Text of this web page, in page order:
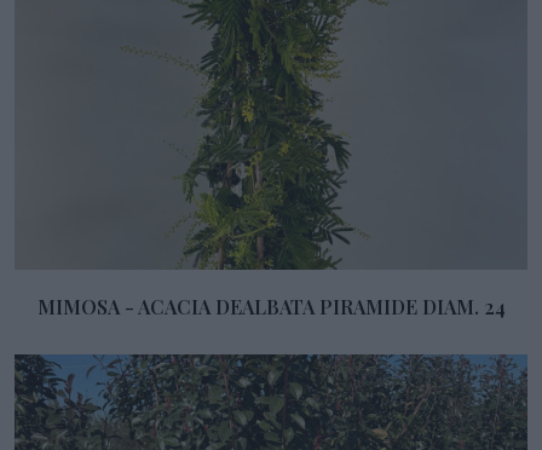
MIMOSA - ACACIA DEALBATA PIRAMIDE DIAM. 24